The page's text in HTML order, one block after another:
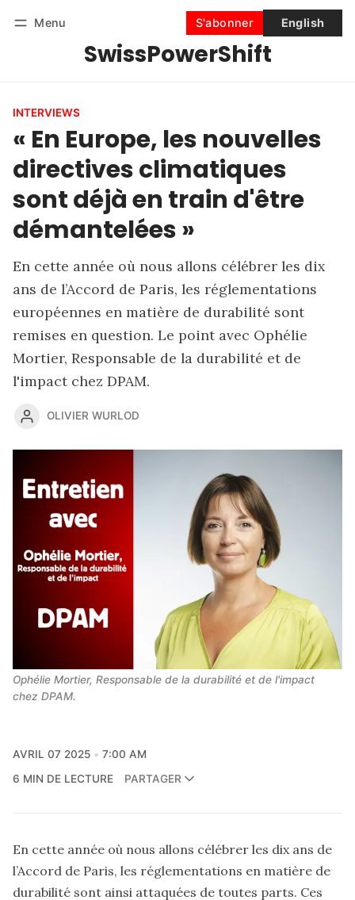
Menu
SwissPowerShift
S'abonner English
Se connecter S'abonner
INTERVIEWS
« En Europe, les nouvelles
directives climatiques
sont déjà en train d'être
démantelées »
En cette année où nous allons célébrer les dix
ans de l’Accord de Paris, les réglementations
européennes en matière de durabilité sont
remises en question. Le point avec Ophélie
Mortier, Responsable de la durabilité et de
l'impact chez DPAM.
OLIVIER WURLOD
Ophélie Mortier, Responsable de la durabilité et de l'impact
chez DPAM.
AVRIL 07 2025
7:00 AM
6 MIN DE LECTURE
PARTAGER
En cette année où nous allons célébrer les dix ans de
l’Accord de Paris, les réglementations en matière de
durabilité sont ainsi attaquées de toutes parts. Ces